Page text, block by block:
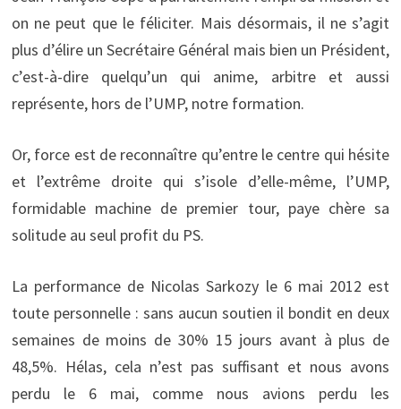
on ne peut que le féliciter. Mais désormais, il ne s’agit
plus d’élire un Secrétaire Général mais bien un Président,
c’est-à-dire quelqu’un qui anime, arbitre et aussi
représente, hors de l’UMP, notre formation.
Or, force est de reconnaître qu’entre le centre qui hésite
et l’extrême droite qui s’isole d’elle-même, l’UMP,
formidable machine de premier tour, paye chère sa
solitude au seul profit du PS.
La performance de Nicolas Sarkozy le 6 mai 2012 est
toute personnelle : sans aucun soutien il bondit en deux
semaines de moins de 30% 15 jours avant à plus de
48,5%. Hélas, cela n’est pas suffisant et nous avons
perdu le 6 mai, comme nous avions perdu les